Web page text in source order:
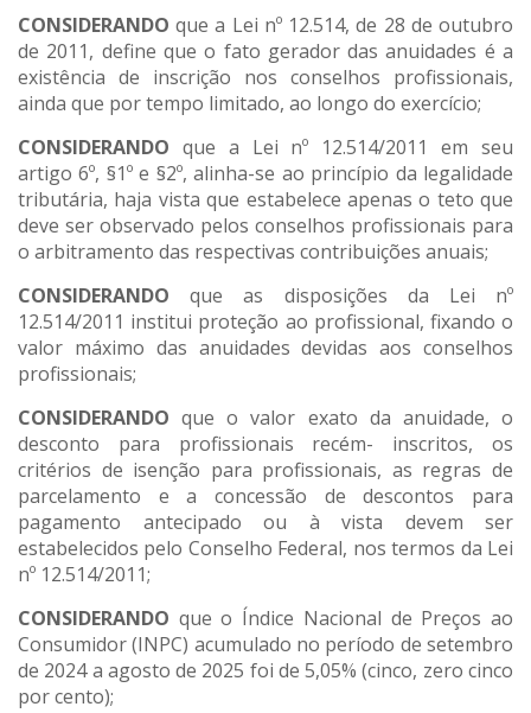
CONSIDERANDOque a Lei nº 12.514, de 28 de outubro
de 2011, define que o fato gerador das anuidades é a
existência de inscrição nos conselhos profissionais,
ainda que por tempo limitado, ao longo do exercício;
CONSIDERANDO que a Lei nº 12.514/2011 em seu
artigo 6º, §1º e §2º, alinha-se ao princípio da legalidade
tributária, haja vista que estabelece apenas o teto que
deve ser observado pelos conselhos profissionais para
o arbitramento das respectivas contribuições anuais;
CONSIDERANDOque as disposições da Lei nº
12.514/2011 institui proteção ao profissional, fixando o
valor máximo das anuidades devidas aos conselhos
profissionais;
CONSIDERANDOque o valor exato da anuidade, o
desconto para profissionais recém- inscritos, os
critérios de isenção para profissionais, as regras de
parcelamento e a concessão de descontos para
pagamento antecipado ou à vista devem ser
estabelecidos pelo Conselho Federal, nos termos da Lei
nº 12.514/2011;
CONSIDERANDO que o Índice Nacional de Preços ao
Consumidor (INPC) acumulado no período de setembro
de 2024 a agosto de 2025 foi de 5,05% (cinco, zero cinco
por cento);